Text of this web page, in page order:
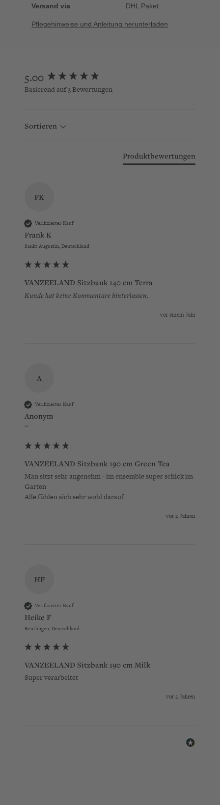
Versand via DHL Paket
Pflegehinweise und Anleitung herunterladen
5.00
Basierend auf 3 Bewertungen
Sortieren
Produktbewertungen
FK
Verifizierter Kauf
Frank K
Sankt Augustin, Deutschland
VANZEELAND Sitzbank 140 cm Terra
Kunde hat keine Kommentare hinterlassen.
vor einem Jahr
A
Verifizierter Kauf
Anonym
""
VANZEELAND Sitzbank 190 cm Green Tea
Man sitzt sehr angenehm - im ensemble super schick im
Garten
Alle fühlen sich sehr wohl darauf
vor 2 Jahren
HF
Verifizierter Kauf
Heike F
Reutlingen, Deutschland
VANZEELAND Sitzbank 190 cm Milk
Super verarbeitet
vor 2 Jahren
New content loaded